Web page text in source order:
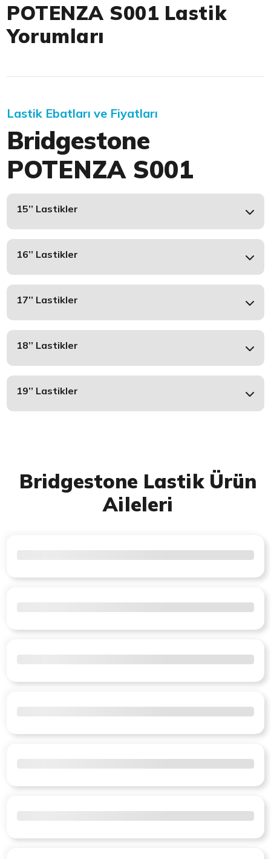
POTENZA S001 Lastik
Yorumları
Lastik Ebatları ve Fiyatları
Bridgestone
POTENZA S001
15’’ Lastikler
16’’ Lastikler
17’’ Lastikler
18’’ Lastikler
19’’ Lastikler
Bridgestone Lastik Ürün
Aileleri